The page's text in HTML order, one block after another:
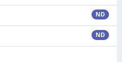
ND
ND